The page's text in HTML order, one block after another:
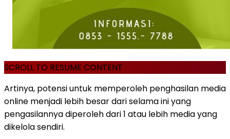
SCROLL TO RESUME CONTENT
Artinya, potensi untuk memperoleh penghasilan media
online menjadi lebih besar dari selama ini yang
pengasilannya diperoleh dari 1 atau lebih media yang
dikelola sendiri.